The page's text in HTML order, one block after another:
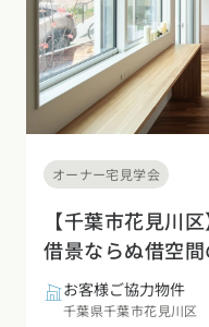
オーナー宅見学会
【千葉市花見川
借景ならぬ借空
お客様ご協力物件
千葉県千葉市花見川区